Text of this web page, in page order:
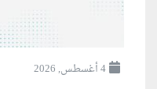
4 أغسطس, 2026